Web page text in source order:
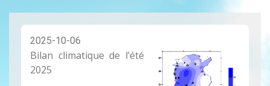
2025-10-06
Bilan climatique de l’été
2025